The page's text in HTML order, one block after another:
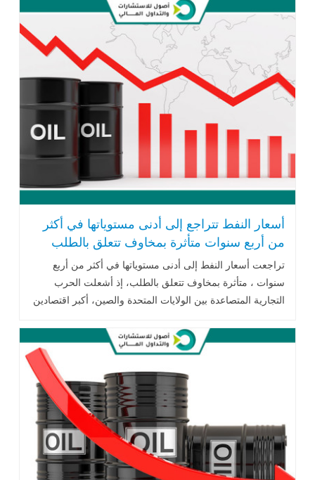
أسعار النفط تتراجع إلى أدنى مستوياتها في أكثر
من أربع سنوات متأثرة بمخاوف تتعلق بالطلب
تراجعت أسعار النفط إلى أدنى مستوياتها في أكثر من أربع
سنوات ، متأثرة بمخاوف تتعلق بالطلب، إذ أشعلت الحرب
التجارية المتصاعدة بين الولايات المتحدة والصين، أكبر اقتصادين